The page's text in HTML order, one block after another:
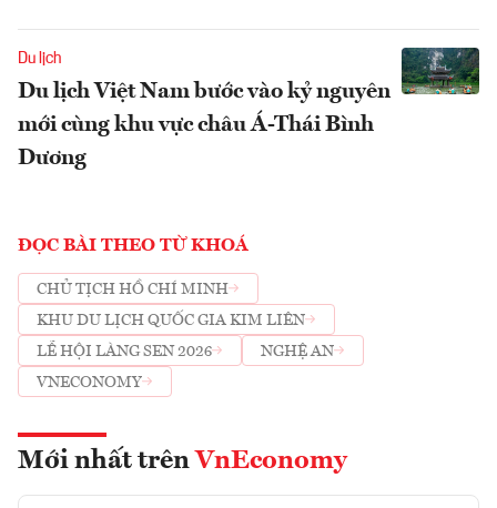
Du lịch
Du lịch Việt Nam bước vào kỷ nguyên
mới cùng khu vực châu Á-Thái Bình
Dương
ĐỌC BÀI THEO TỪ KHOÁ
CHỦ TỊCH HỒ CHÍ MINH
KHU DU LỊCH QUỐC GIA KIM LIÊN
LỄ HỘI LÀNG SEN 2026
NGHỆ AN
VNECONOMY
Mới nhất trên VnEconomy